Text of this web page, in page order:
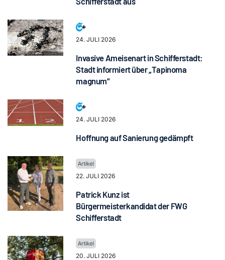
24. JULI 2026
Invasive Ameisenart in Schifferstadt:
Stadt informiert über „Tapinoma
magnum“
24. JULI 2026
Hoffnung auf Sanierung gedämpft
22. JULI 2026
Patrick Kunz ist
Bürgermeisterkandidat der FWG
Schifferstadt
20. JULI 2026